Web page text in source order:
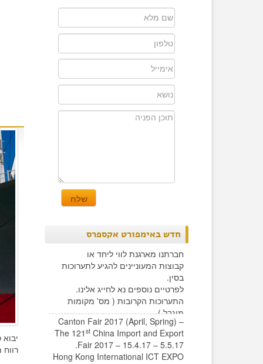
חדש באימפורט אקספרס
חברתנו מארגנת לווי ליחד או
קבוצות המעוניינים להגיע לתערוכות
בסין.
לפרטיים נוספים נא לחייג אלינו.
התערוכות הקרובות ( מס' מקומות
מוגבל )
Canton Fair 2017 (April, Spring) –
The 121 st China Import and Export
Fair 2017 – 15.4.17 – 5.5.17.
Hong Kong International ICT EXPO